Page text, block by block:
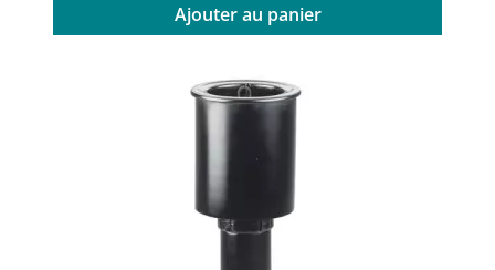
Ajouter au panier